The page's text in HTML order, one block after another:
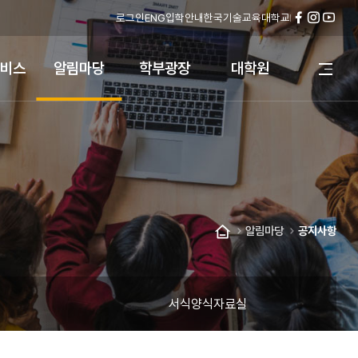
로그인ENG입학안내한국기술교육대학교
페
스
북
인
스
타
그
램
유
브
스 알림마당 학부광장 대학원
전
체
메
뉴
열
홈
알림마당 공지사항
서식양식자료실